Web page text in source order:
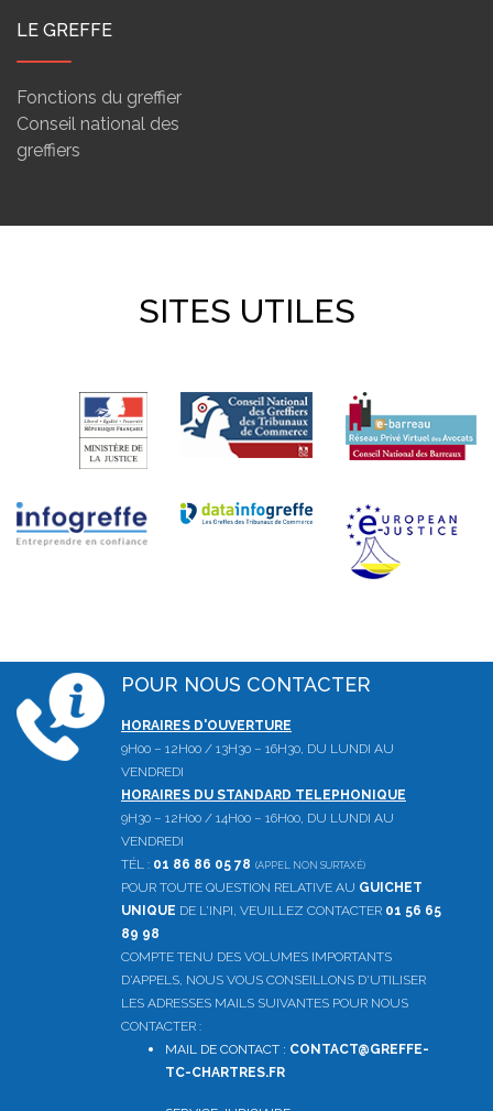
LE GREFFE
Fonctions du greffier
Conseil national des
greffiers
SITES UTILES
POUR NOUS CONTACTER
HORAIRES D'OUVERTURE
9H00 – 12H00 / 13H30 – 16H30, DU LUNDI AU
VENDREDI
HORAIRES DU STANDARD TELEPHONIQUE
9H30 – 12H00 / 14H00 – 16H00, DU LUNDI AU
VENDREDI
TÉL : 01 86 86 05 78 (APPEL NON SURTAXÉ)
POUR TOUTE QUESTION RELATIVE AU GUICHET
UNIQUE DE L'INPI, VEUILLEZ CONTACTER 01 56 65
89 98
COMPTE TENU DES VOLUMES IMPORTANTS
D'APPELS, NOUS VOUS CONSEILLONS D'UTILISER
LES ADRESSES MAILS SUIVANTES POUR NOUS
CONTACTER :
MAIL DE CONTACT : CONTACT@GREFFE-
TC-CHARTRES.FR